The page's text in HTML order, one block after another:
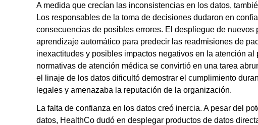
A medida que crecían las inconsistencias en los datos,
Los responsables de la toma de decisiones dudaron en
consecuencias de posibles errores. El despliegue de nuevos
aprendizaje automático para predecir las readmisiones de
inexactitudes y posibles impactos negativos en la atención
normativas de atención médica se convirtió en una tarea
el linaje de los datos dificultó demostrar el cumplimiento
legales y amenazaba la reputación de la organización.
La falta de confianza en los datos creó inercia. A pesar del
datos, HealthCo dudó en desplegar productos de datos